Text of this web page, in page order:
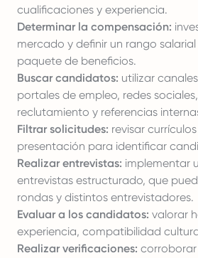
cualificaciones y experiencia.
Determinar la compensación:
mercado y definir un rango
paquete de beneficios.
Buscar candidatos: utilizar
portales de empleo, redes
reclutamiento y referencias
Filtrar solicitudes: revisar
presentación para identificar
Realizar entrevistas: implementar
entrevistas estructurado, que
rondas y distintos entrevistadores.
Evaluar a los candidatos: valorar
experiencia, compatibilidad
Realizar verificaciones: